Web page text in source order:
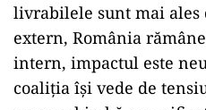
livrabilele sunt mai
extern, România
intern, impactul este
coaliția își vede de